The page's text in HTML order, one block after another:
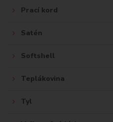
Prací kord
Satén
Softshell
Teplákovina
Tyl